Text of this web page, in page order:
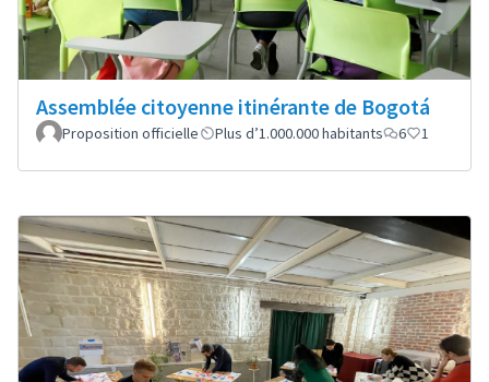
Assemblée citoyenne itinérante de Bogotá
Proposition officielle Plus d’1.000.000 habitants 6 1